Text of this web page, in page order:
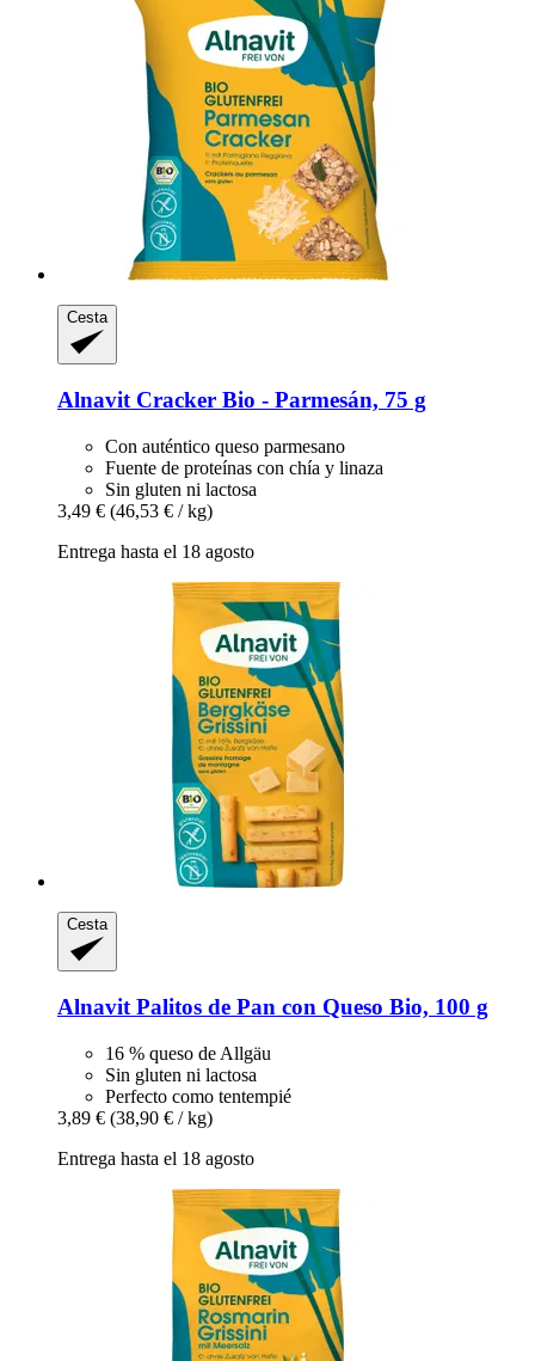
Cesta
Alnavit Cracker Bio -​ Parmesán, 75 g
Con auténtico queso parmesano
Fuente de proteínas con chía y linaza
Sin gluten ni lactosa
3,49 € (46,53 € / kg)
Entrega hasta el 18 agosto
Cesta
Alnavit Palitos de Pan con Queso Bio, 100 g
16 % queso de Allgäu
Sin gluten ni lactosa
Perfecto como tentempié
3,89 € (38,90 € / kg)
Entrega hasta el 18 agosto